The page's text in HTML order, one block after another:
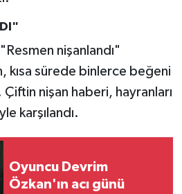
nişanlandı"
kısa sürede binlerce beğeni
Çiftin nişan haberi, hayranları
karşılandı.
Oyuncu Devrim
Özkan'ın acı günü